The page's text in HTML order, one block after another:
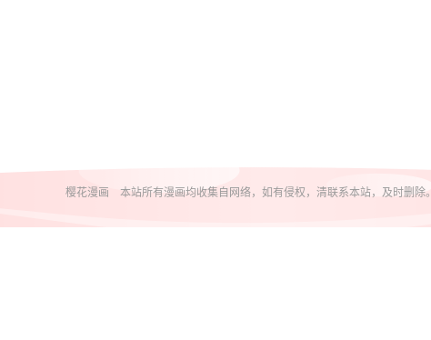
樱花漫画 本站所有漫画均收集自网络，如有侵权，清联系本站，及时删除。